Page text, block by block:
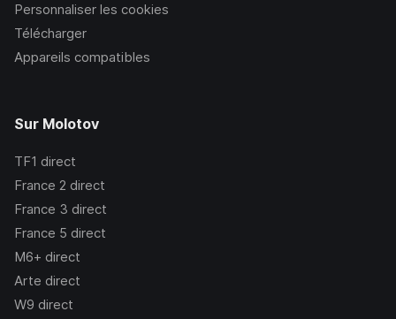
Personnaliser les cookies
Télécharger
Appareils compatibles
Sur Molotov
TF1 direct
France 2 direct
France 3 direct
France 5 direct
M6+ direct
Arte direct
W9 direct